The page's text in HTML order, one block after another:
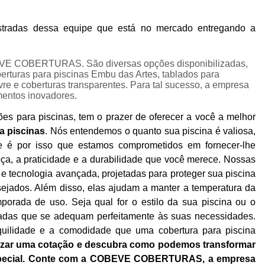
Coberturas para Eventos Corporativos
Coberturas para Eventos
de Cobertura para Eventos
Locação de Cobertura para
e Coberturas para Eventos
Toldo e Cobertura para
para Piscina em Eventos
Cobertura para Piscina em
Cobertura para Piscina para Festa
Cobertura
Aluguel de Cobertura Transparente para Evento
Aluguel
para Casamento
Cobertura Transparente
Cobertura Transparente para Festa
Cobertura
Cobertura Transparente para Pergolado
Locação de
de Cobertura Transparente para Garagem
Locação
dessa equipe que está no mercado entregando a
COBERTURAS. São diversas opções disponibilizadas,
para piscinas Embu das Artes, tablados para
e coberturas transparentes. Para tal sucesso, a empresa
inovadores.
para piscinas, tem o prazer de oferecer a você a melhor
piscinas. Nós entendemos o quanto sua piscina é valiosa,
por isso que estamos comprometidos em fornecer-lhe
a praticidade e a durabilidade que você merece. Nossas
tecnologia avançada, projetadas para proteger sua piscina
Além disso, elas ajudam a manter a temperatura da
de uso. Seja qual for o estilo da sua piscina ou o
que se adequam perfeitamente às suas necessidades.
e a comodidade que uma cobertura para piscina
uma cotação e descubra como podemos transformar
Conte com a COBEVE COBERTURAS, a empresa